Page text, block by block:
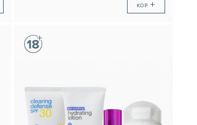
KÖP +